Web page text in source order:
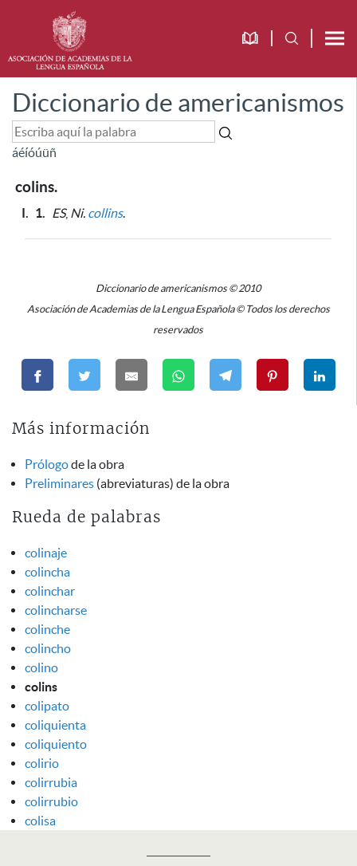
Diccionario de americanismos
áéíóúüñ
colins.
I. 1. ES, Ni. collins.
Diccionario de americanismos © 2010
Asociación de Academias de la Lengua Española © Todos los derechos
reservados
Más información
Prólogode la obra
Preliminares (abreviaturas) de la obra
Rueda de palabras
colinaje
colincha
colinchar
colincharse
colinche
colincho
colino
colins
colipato
coliquienta
coliquiento
colirio
colirrubia
colirrubio
colisa